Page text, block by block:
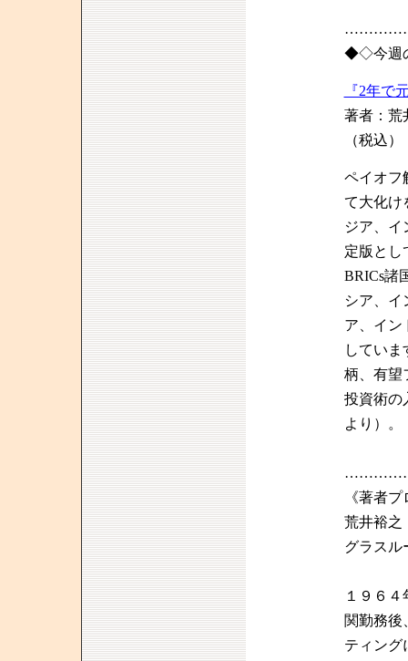
◆◇今週
『2年で
著者：
（税込）
ペイオフ
て大化け
ジア、
定版とし
BRICs諸
シア、イ
ア、イン
してい
柄、有望
投資術の
より）。
《著者
荒井裕
グラス
１９６
関勤務後
ティング